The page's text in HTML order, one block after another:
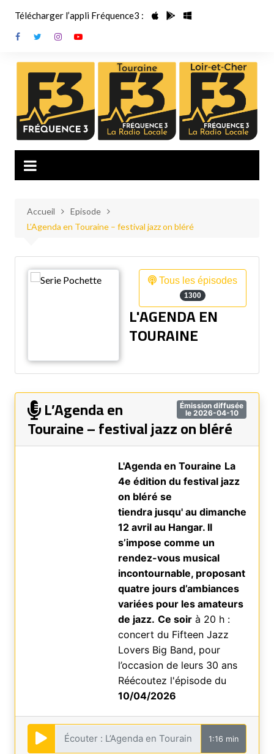
contenu
Télécharger l’appli Fréquence3 :
Accueil
Episode
L’Agenda en Touraine – festival jazz on bléré
Tous les épisodes
1300
L'AGENDA EN
TOURAINE
Émission diffusée
le 2026-04-10
L’Agenda en
Touraine – festival jazz on bléré
L'Agenda en Touraine La
4e édition du festival jazz
on bléré se
tiendra jusqu' audimanche
12 avril au Hangar. Il
s’impose comme un
rendez-vous musical
incontournable, proposant
quatre jours d’ambiances
variées pour les amateurs
de jazz. Ce soir à 20 h :
concert du Fifteen Jazz
Lovers Big Band, pour
l’occasion de leurs 30 ans
Réécoutez l'épisode du
10/04/2026
1:16 min